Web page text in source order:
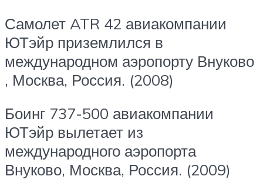
Самолет ATR 42 авиакомпании
ЮТэйр приземлился в
международном аэропорту Внуково
, Москва, Россия. (2008)
Боинг 737-500 авиакомпании
ЮТэйр вылетает из
международного аэропорта
Внуково, Москва, Россия. (2009)